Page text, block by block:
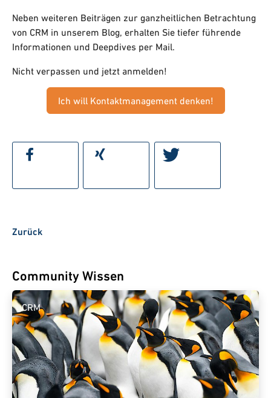
Neben weiteren Beiträgen zur ganzheitlichen Betrachtung
von CRM in unserem Blog, erhalten Sie tiefer führende
Informationen und Deepdives per Mail.
Nicht verpassen und jetzt anmelden!
Ich will Kontaktmanagement denken!
Zurück
Community Wissen
CRM